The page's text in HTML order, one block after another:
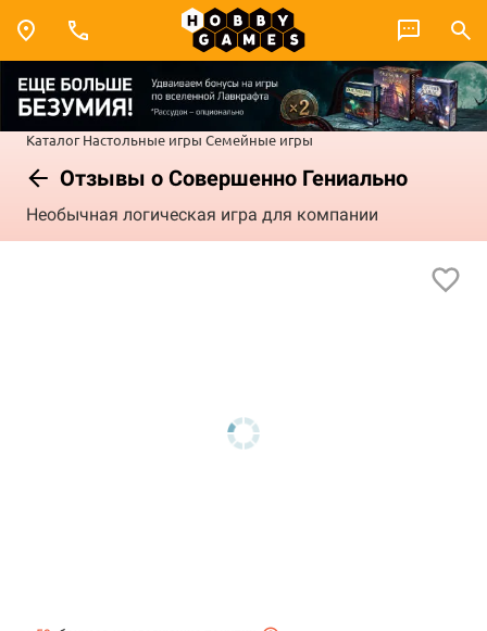
Каталог Настольные игры Семейные игры
Отзывы о Совершенно Гениально
Необычная логическая игра для компании